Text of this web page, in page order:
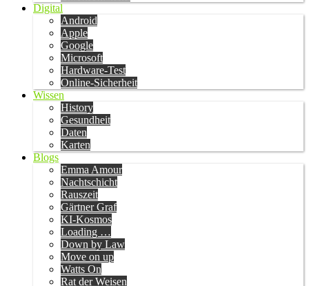
Digital
Android
Apple
Google
Microsoft
Hardware-Test
Online-Sicherheit
Wissen
History
Gesundheit
Daten
Karten
Blogs
Emma Amour
Nachtschicht
Rauszeit
Gärtner Graf
KI-Kosmos
Loading …
Down by Law
Move on up
Watts On
Rat der Weisen